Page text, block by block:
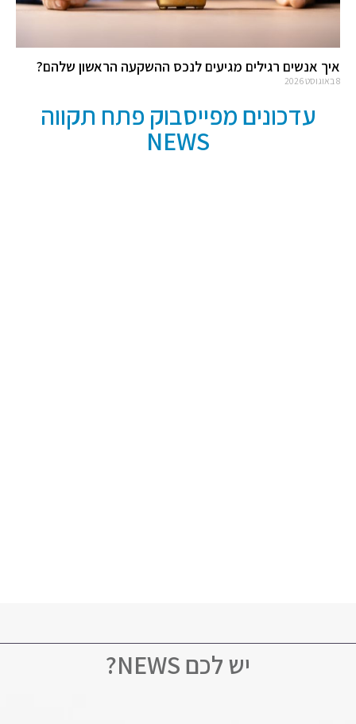
איך אנשים רגילים מגיעים לנכס ההשקעה הראשון שלהם?
8 באוגוסט 2026
עדכונים מפייסבוק פתח תקווה
NEWS
יש לכם NEWS?